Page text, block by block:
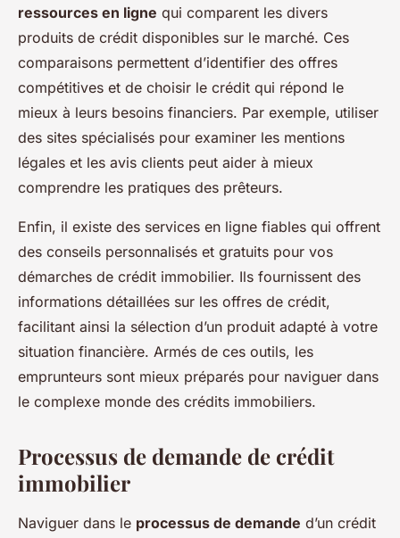
ressources en ligne qui comparent les divers
produits de crédit disponibles sur le marché. Ces
comparaisons permettent d’identifier des offres
compétitives et de choisir le crédit qui répond le
mieux à leurs besoins financiers. Par exemple, utiliser
des sites spécialisés pour examiner les mentions
légales et les avis clients peut aider à mieux
comprendre les pratiques des prêteurs.
Enfin, il existe des services en ligne fiables qui offrent
des conseils personnalisés et gratuits pour vos
démarches de crédit immobilier. Ils fournissent des
informations détaillées sur les offres de crédit,
facilitant ainsi la sélection d’un produit adapté à votre
situation financière. Armés de ces outils, les
emprunteurs sont mieux préparés pour naviguer dans
le complexe monde des crédits immobiliers.
Processus de demande de crédit
immobilier
Naviguer dans le processus de demande d’un crédit